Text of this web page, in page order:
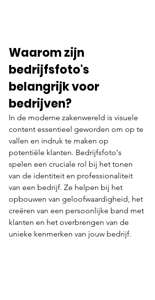
Waarom zijn
bedrijfsfoto's
belangrijk voor
bedrijven?
In de moderne zakenwereld is visuele
content essentieel geworden om op te
vallen en indruk te maken op
potentiële klanten. Bedrijfsfoto's
spelen een cruciale rol bij het tonen
van de identiteit en professionaliteit
van een bedrijf. Ze helpen bij het
opbouwen van geloofwaardigheid, het
creëren van een persoonlijke band met
klanten en het overbrengen van de
unieke kenmerken van jouw bedrijf.